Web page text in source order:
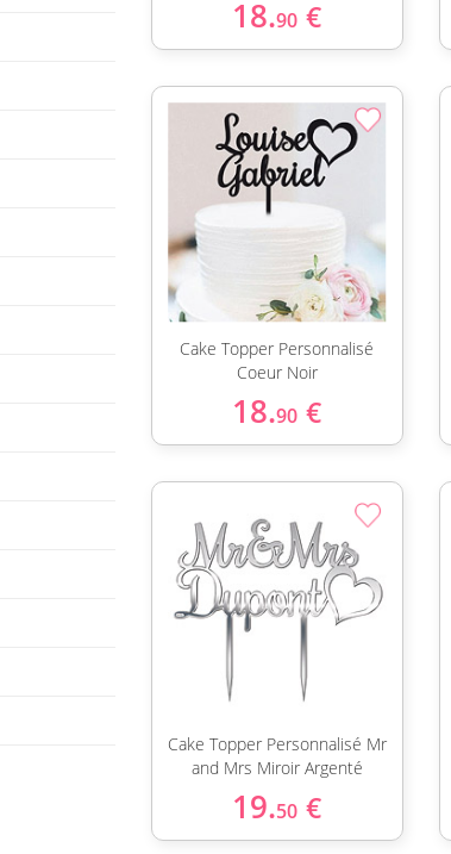
18.90 €
Cake Topper Personnalisé
Coeur Noir
18.90 €
Cake Topper Personnalisé Mr
and Mrs Miroir Argenté
19.50 €